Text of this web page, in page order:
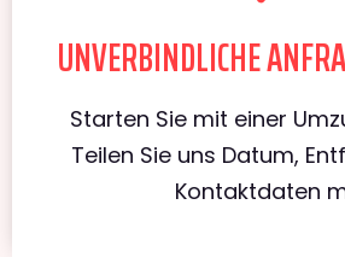
UNVERBINDLICHE
Starten Sie mit einer
Teilen Sie uns Datum,
Kontaktdaten